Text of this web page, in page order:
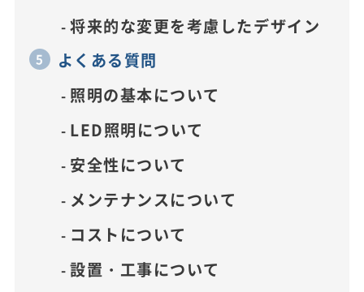
将来的な変更を考慮したデザイン
よくある質問
照明の基本について
LED照明について
安全性について
メンテナンスについて
コストについて
設置・工事について